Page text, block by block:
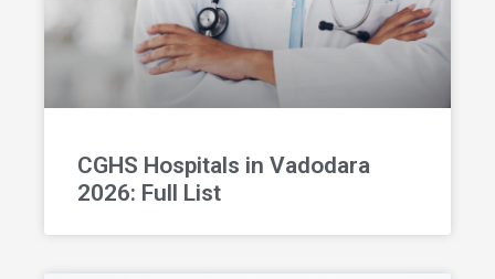
CGHS Hospitals in Vadodara
2026: Full List